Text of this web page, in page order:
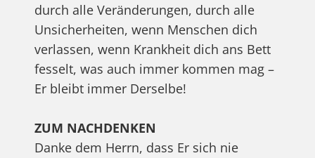
durch alle Veränderungen, durch alle
Unsicherheiten, wenn Menschen dich
verlassen, wenn Krankheit dich ans Bett
fesselt, was auch immer kommen mag –
Er bleibt immer Derselbe!
ZUM NACHDENKEN
Danke dem Herrn, dass Er sich nie